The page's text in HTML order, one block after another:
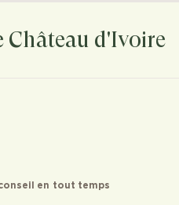
Château d'Ivoire
en tout temps